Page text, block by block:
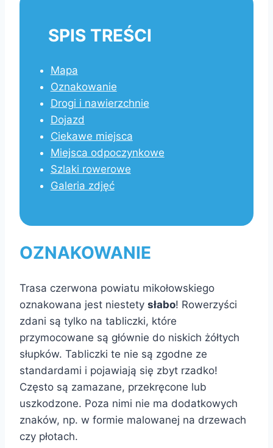
SPIS TREŚCI
Mapa
Oznakowanie
Drogi i nawierzchnie
Dojazd
Ciekawe miejsca
Miejsca odpoczynkowe
Szlaki rowerowe
Galeria zdjęć
OZNAKOWANIE
Trasa czerwona powiatu mikołowskiego
oznakowana jest niestety słabo! Rowerzyści
zdani są tylko na tabliczki, które
przymocowane są głównie do niskich żółtych
słupków. Tabliczki te nie są zgodne ze
standardami i pojawiają się zbyt rzadko!
Często są zamazane, przekręcone lub
uszkodzone. Poza nimi nie ma dodatkowych
znaków, np. w formie malowanej na drzewach
czy płotach.